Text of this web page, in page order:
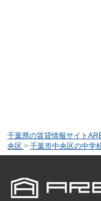
千葉県の賃貸情報サイト
央区 > 千葉市中央区の中学